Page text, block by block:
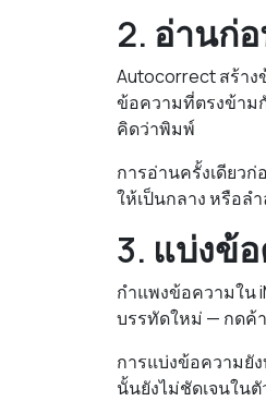
2. อ่านก่
Autocorrect สร้าง
ข้อความที่ตรงข้าม
คิดว่าพิมพ์
การอ่านครั้งเดียว
ให้เป็นกลาง หรือล
3. แบ่งข้
กำแพงข้อความใน
บรรทัดใหม่ — กดค้
การแบ่งข้อความยั
นั้นยังไม่ชัดเจนในตั